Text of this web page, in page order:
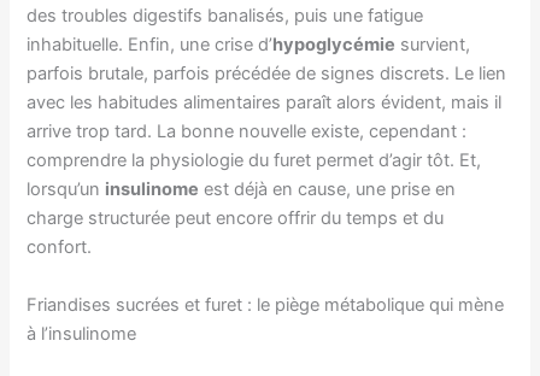
des troubles digestifs banalisés, puis une fatigue
inhabituelle. Enfin, une crise d’hypoglycémie survient,
parfois brutale, parfois précédée de signes discrets. Le lien
avec les habitudes alimentaires paraît alors évident, mais il
arrive trop tard. La bonne nouvelle existe, cependant :
comprendre la physiologie du furet permet d’agir tôt. Et,
lorsqu’un insulinome est déjà en cause, une prise en
charge structurée peut encore offrir du temps et du
confort.
Friandises sucrées et furet : le piège métabolique qui mène
à l’insulinome